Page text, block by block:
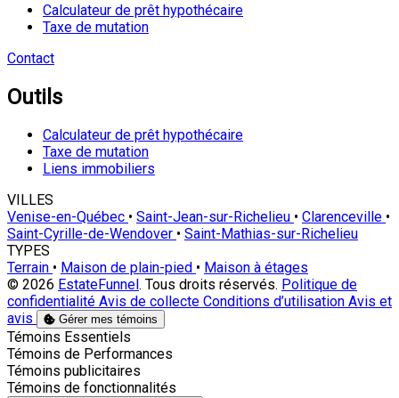
Calculateur de prêt hypothécaire
Taxe de mutation
Contact
Outils
Calculateur de prêt hypothécaire
Taxe de mutation
Liens immobiliers
VILLES
Venise-en-Québec • Saint-Jean-sur-Richelieu • Clarenceville •
Saint-Cyrille-de-Wendover • Saint-Mathias-sur-Richelieu
TYPES
Terrain • Maison de plain-pied • Maison à étages
© 2026 EstateFunnel . Tous droits réservés. Politique de
confidentialité Avis de collecte Conditions d’utilisation Avis et
avis
Gérer mes témoins
Activer
Témoins Essentiels
Activer
Témoins de Performances
Activer
Témoins publicitaires
Activer
Témoins de fonctionnalités